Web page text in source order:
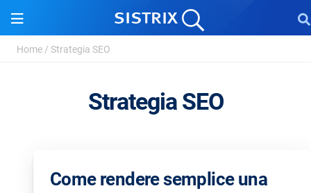
Home / Strategia SEO
Strategia SEO
Come rendere semplice una